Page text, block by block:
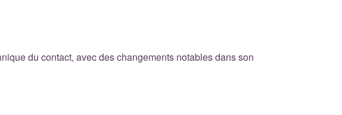
du contact, avec des changements notables dans son